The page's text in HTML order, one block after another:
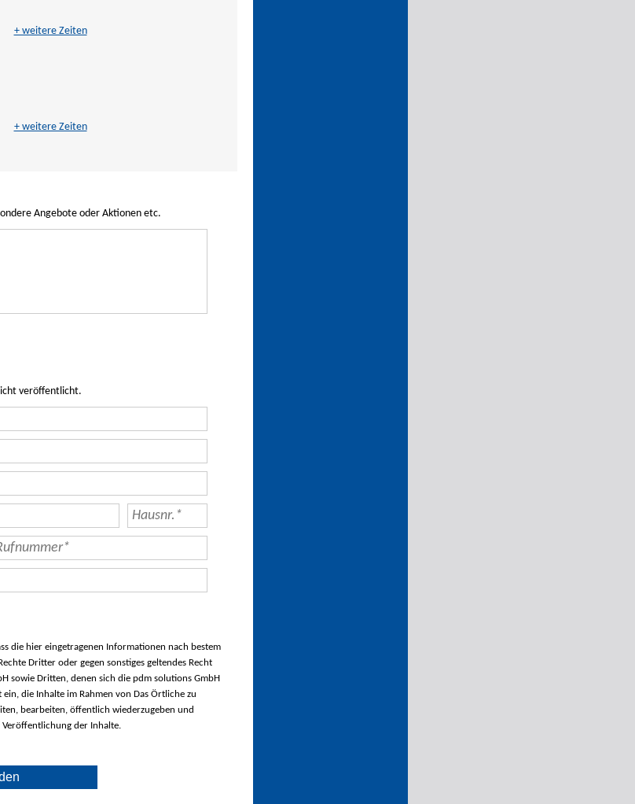
+ weitere Zeiten
+ weitere Zeiten
Angebote oder Aktionen etc.
veröffentlicht.
die hier eingetragenen Informationen nach bestem
Dritter oder gegen sonstiges geltendes Recht
sowie Dritten, denen sich die pdm solutions GmbH
die Inhalte im Rahmen von Das Örtliche zu
bearbeiten, öffentlich wiederzugeben und
Veröffentlichung der Inhalte.